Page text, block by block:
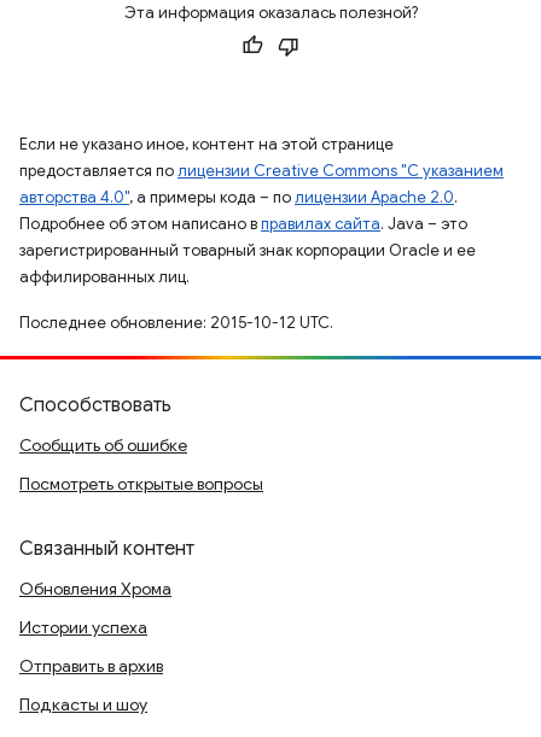
Эта информация оказалась полезной?
Если не указано иное, контент на этой странице
предоставляется полицензии Creative Commons "С указанием
авторства 4.0", а примеры кода – полицензии Apache 2.0.
Подробнее об этом написано вправилах сайта. Java – это
зарегистрированный товарный знак корпорации Oracle и ее
аффилированных лиц.
Последнее обновление: 2015-10-12 UTC.
Способствовать
Сообщить об ошибке
Посмотреть открытые вопросы
Связанный контент
Обновления Хрома
Истории успеха
Отправить в архив
Подкасты и шоу